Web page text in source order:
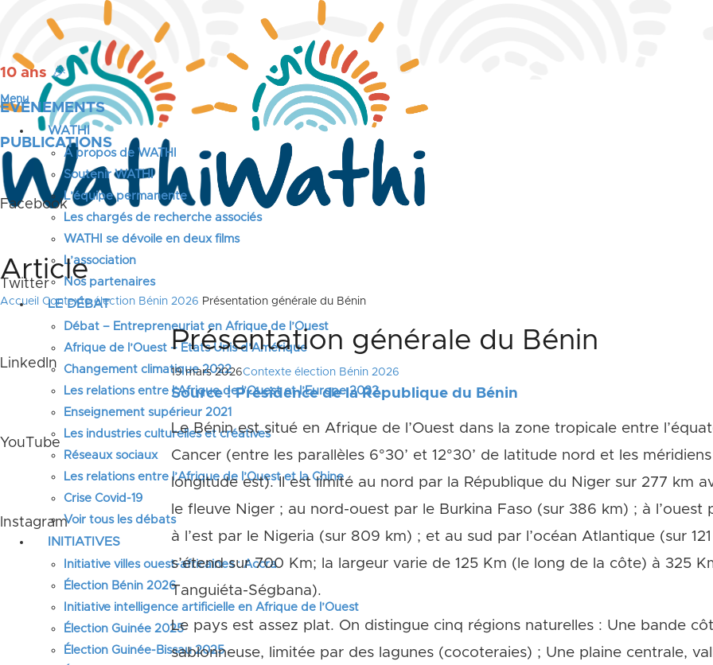
10 ans 🎉
ÉVÉNEMENTS
PUBLICATIONS
Facebook
Twitter
LinkedIn
YouTube
Instagram
Menu
WATHI
A propos de WATHI
Soutenir WATHI
L’équipe permanente
Les chargés de recherche associés
WATHI se dévoile en deux films
L’association
Nos partenaires
LE DÉBAT
Débat – Entrepreneuriat en Afrique de l’Ouest
Afrique de l’Ouest – États Unis d’Amérique
Changement climatique 2022
Les relations entre l’Afrique de l’Ouest et l’Europe 2022
Enseignement supérieur 2021
Les industries culturelles et créatives
Réseaux sociaux
Les relations entre l’Afrique de l’Ouest et la Chine
Crise Covid-19
Voir tous les débats
INITIATIVES
Initiative villes ouest-africaines : Accra
Élection Bénin 2026
Initiative intelligence artificielle en Afrique de l’Ouest
Élection Guinée 2025
Élection Guinée-Bissau 2025
Article
Accueil Contexte élection Bénin 2026 Présentation générale du Bénin
Présentation générale du Bénin
19 mars 2026Contexte élection Bénin 2026
Source : Présidence de la République du Bénin
Le Bénin est situé en Afrique de l’Ouest dans la zone tropicale entre
Cancer (entre les parallèles 6°30’ et 12°30’ de latitude nord et les méridiens
longitude est). Il est limité au nord par la République du Niger sur 277 km
le fleuve Niger ; au nord-ouest par le Burkina Faso (sur 386 km) ; à l’ouest
à l’est par le Nigeria (sur 809 km) ; et au sud par l’océan Atlantique (sur
s’étend sur 700 Km; la largeur varie de 125 Km (le long de la côte) à 325
Tanguiéta-Ségbana).
Le pays est assez plat. On distingue cinq régions naturelles : Une bande
sablonneuse, limitée par des lagunes (cocoteraies) ; Une plaine centrale,